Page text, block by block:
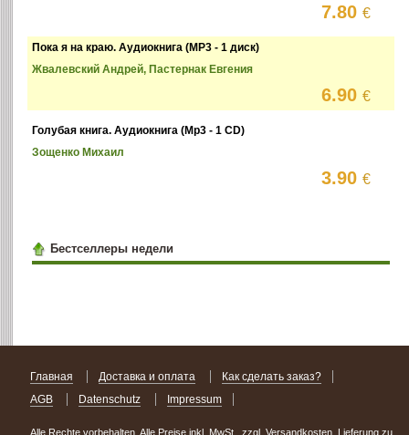
7.80€
Пока я на краю. Аудиокнига (MP3 - 1 диск)
Жвалевский Андрей, Пастернак Евгения
6.90€
Голубая книга. Аудиокнига (Mp3 - 1 CD)
Зощенко Михаил
3.90€
Бестселлеры недели
Главная Доставка и оплата
Как сделать заказ?
AGB
Datenschutz Impressum
Alle Rechte vorbehalten. Alle Preise inkl. MwSt., zzgl. Versandkosten. Lieferung zu